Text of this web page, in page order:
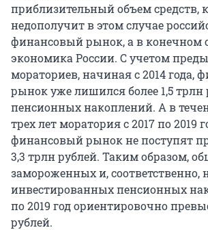
приблизительный объем средств,
недополучит в этом случае
финансовый рынок, а в конечном
экономика России. С учетом
мораториев, начиная с 2014 года,
рынок уже лишился более 1,5 трлн
пенсионных накоплений. А в
трех лет моратория с 2017 по 2019
финансовый рынок не поступят
3,3 трлн рублей. Таким образом,
замороженных и, соответственно,
инвестированных пенсионных
по 2019 год ориентировочно
рублей.